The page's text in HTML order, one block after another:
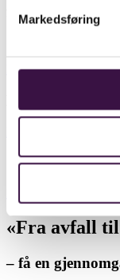
Markedsføring
Les intervju med
Slik designer
«Fra avfall til
– få en